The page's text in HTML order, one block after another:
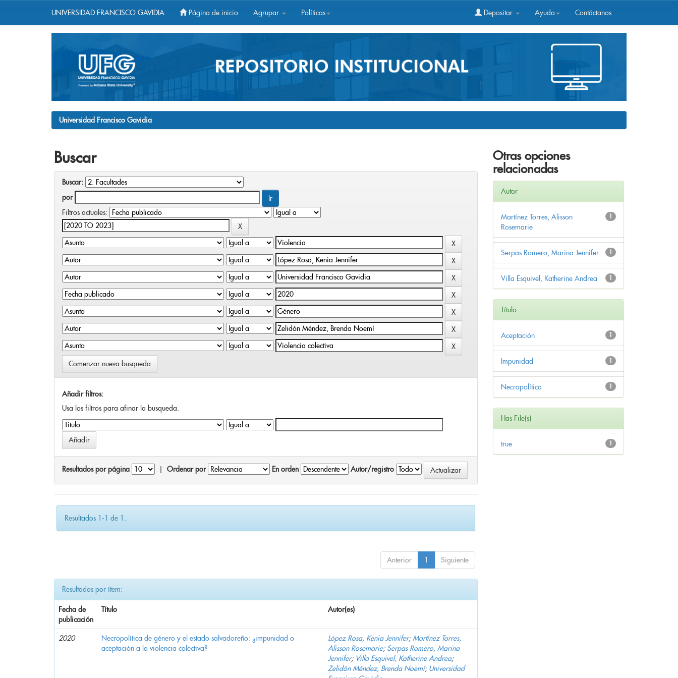
UNIVERSIDAD FRANCISCO GAVIDIA Página de inicio Agrupar Políticas Depositar Ayuda Contáctanos
Universidad Francisco Gavidia
Buscar
Buscar:
por
Filtros actuales:
Comenzar nueva busqueda
Añadir filtros:
Usa los filtros para afinar la busqueda.
Resultados por página Ordenar por En orden Autor/registro
Resultados 1-1 de 1.
Anterior 1 Siguiente
Resultados por ítem:
Fecha de
publicación
Título Autor(es)
2020
Necropolítica de género y el estado salvadoreño: ¿impunidad o
aceptación a la violencia colectiva?
López Rosa, Kenia Jennifer;Martínez Torres,
Alisson Rosemarie; Serpas Romero, Marina
Jennifer; Villa Esquivel, Katherine Andrea;
Zelidón Méndez, Brenda Noemí; Universidad
Otras opciones
relacionadas
Autor
1
Martínez Torres, Alisson
Rosemarie
1
Serpas Romero, Marina Jennifer
1
Villa Esquivel, Katherine Andrea
Título
1
Aceptación
1
Impunidad
1
Necropolítica
Has File(s)
1
true